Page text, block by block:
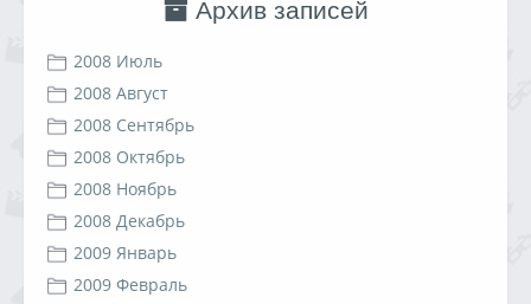
Архив записей
2008 Июль
2008 Август
2008 Сентябрь
2008 Октябрь
2008 Ноябрь
2008 Декабрь
2009 Январь
2009 Февраль